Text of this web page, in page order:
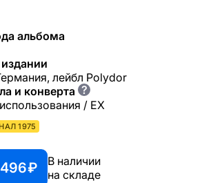
альбома
лейбл Polydor
и конверта ?
/ EX
1975
₽
В наличии
на складе